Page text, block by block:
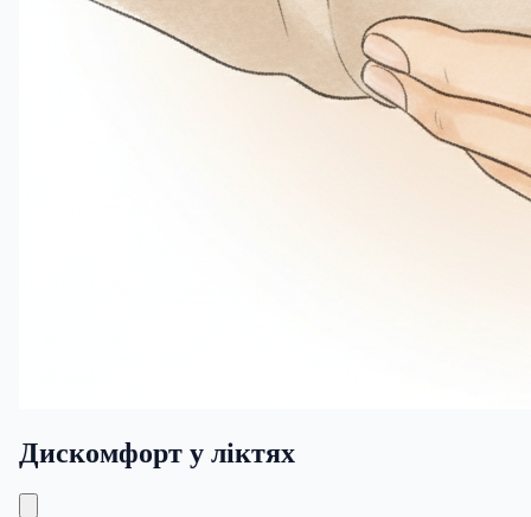
Дискомфорт у ліктях